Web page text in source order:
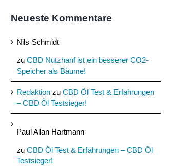
Neueste Kommentare
Nils Schmidt
zu CBD Nutzhanf ist ein besserer CO2-
Speicher als Bäume!
Redaktion zu CBD Öl Test & Erfahrungen
– CBD Öl Testsieger!
Paul Allan Hartmann
zu CBD Öl Test & Erfahrungen – CBD Öl
Testsieger!